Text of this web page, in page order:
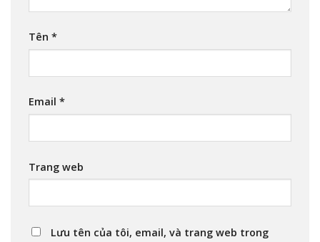
Tên *
Email *
Trang web
Lưu tên của tôi, email, và trang web trong